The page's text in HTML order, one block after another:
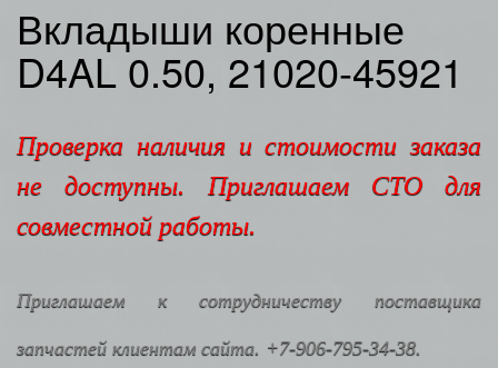
Вкладыши коренные
D4AL 0.50, 21020-45921
Проверка наличия и стоимости заказа
не доступны. Приглашаем СТО для
совместной работы.
Приглашаем к сотрудничеству поставщика
запчастей клиентам сайта. +7-906-795-34-38.